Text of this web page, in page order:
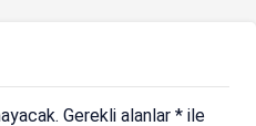
Gerekli alanlar * ile